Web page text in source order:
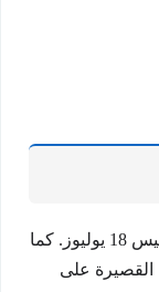
أعلنت وزارة التربية الوطنية الجزائرية أن نتائج البكالوريا الجزائرية 2024 ستعلن اليوم الخميس 18 يوليوز. كما
القصيرة على